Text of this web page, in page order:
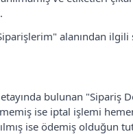
alanından
bulunan "Sipariş
ise iptal işlemi
ise ödemiş olduğun